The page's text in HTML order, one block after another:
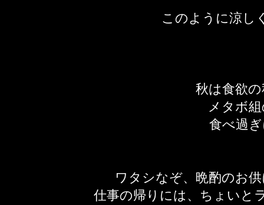
このように涼し
秋は食欲
メタボ
食べ過
ワタシなぞ、晩酌のお
仕事の帰りには、ちょいと